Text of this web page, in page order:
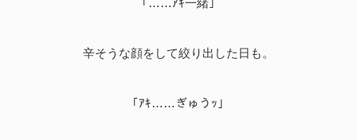
辛そうな顔をして絞り出した日も。
｢ｱｷ……ぎゅうｯ｣